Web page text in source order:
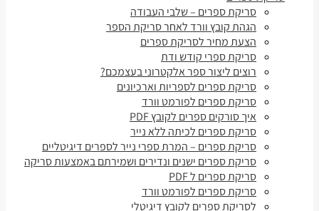
סריקת ספרים – שלבי העבודה
הגהת קובץ וורד לאחר סריקת הספר
הצעת מחיר לסריקת ספרים
סריקת ספרי קודש ודת
רוצים ליצור ספר אלקטרוני בעצמכם?
סריקת ספרים לספריות וארכיונים
סריקת ספרים לפורמט וורד
איך סורקים ספרים לקובץ PDF
סריקת ספרים לכיתה ללא נייר
סריקת ספרים – המרת ספרי נייר לספרים דיגיטליים
סריקת ספרים ישנים ונדירים ושמירתם באמצעות סריקה
סריקת ספרים ל PDF
סריקת ספרים לפורמט וורד
לסריקת ספרים לקובץ דיגיטלי